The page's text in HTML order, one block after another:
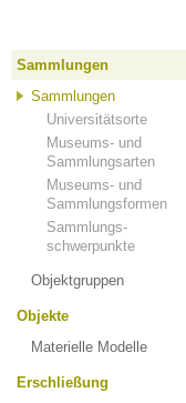
Sammlungen
Sammlungen
Universitätsorte
Museums- und
Sammlungsarten
Museums- und
Sammlungsformen
Sammlungs-
schwerpunkte
Objektgruppen
Objekte
Materielle Modelle
Erschließung